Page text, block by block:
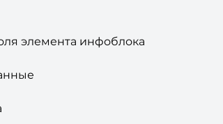
элемента инфоблока